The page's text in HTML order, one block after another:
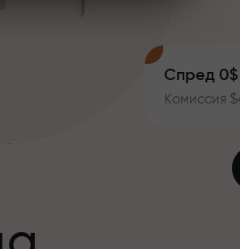
Спред
Комиссия